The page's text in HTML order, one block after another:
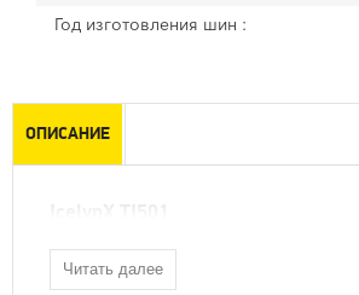
Год изготовления шин :
ОПИСАНИЕ
Читать далее